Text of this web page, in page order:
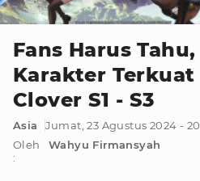
Fans Harus
Karakter
Clover S1 - S3
Asia
Jumat, 23 Agustus 2024 -
Oleh
:
Wahyu Firmansyah